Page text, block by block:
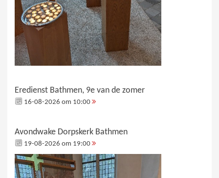
Eredienst Bathmen, 9e van de zomer
16-08-2026 om 10:00
Avondwake Dorpskerk Bathmen
19-08-2026 om 19:00